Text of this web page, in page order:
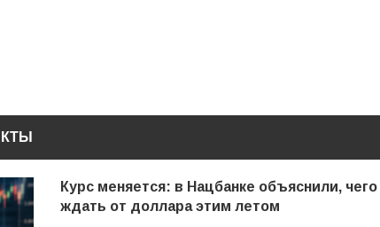
Курс меняется: в Нацбанке объяснили, чего
ждать от доллара этим летом